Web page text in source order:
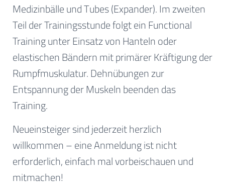
Medizinbälle und Tubes (Expander). Im zweiten
Teil der Trainingsstunde folgt ein Functional
Training unter Einsatz von Hanteln oder
elastischen Bändern mit primärer Kräftigung der
Rumpfmuskulatur. Dehnübungen zur
Entspannung der Muskeln beenden das
Training.
Neueinsteiger sind jederzeit herzlich
willkommen – eine Anmeldung ist nicht
erforderlich, einfach mal vorbeischauen und
mitmachen!